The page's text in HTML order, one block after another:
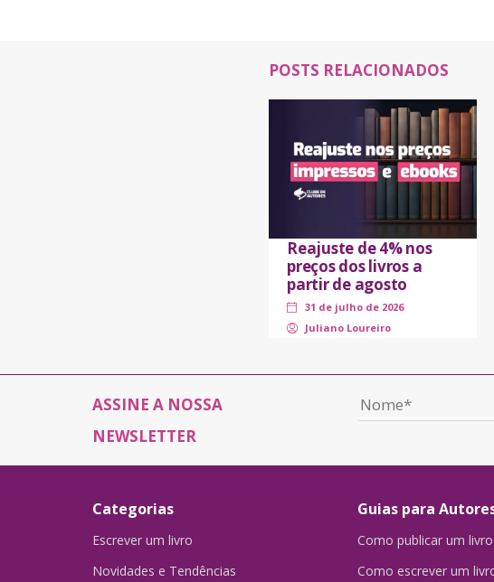
POSTS RELACIONADOS
Reajuste de 4% nos
preços dos livros a
partir de agosto
31 de julho de 2026
Juliano Loureiro
ASSINE A NOSSA
NEWSLETTER
Categorias
Escrever um livro
Novidades e Tendências
Guias para
Como publicar um livro
Como escrever um